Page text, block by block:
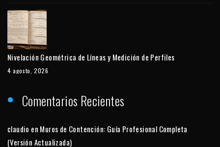
Nivelación Geométrica de Líneas y Medición de Perfiles
4 agosto, 2026
Comentarios Recientes
claudio en Muros de Contención: Guía Profesional Completa
(Versión Actualizada)